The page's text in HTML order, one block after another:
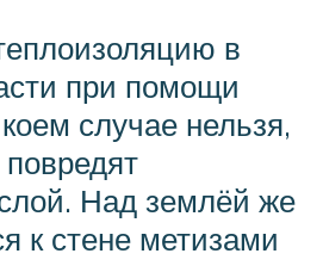
в
при помощи
случае нельзя,
Над землёй же
к стене метизами